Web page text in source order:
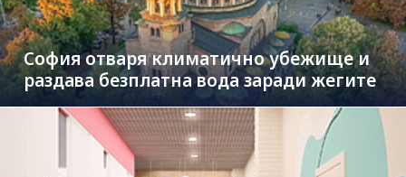
София отваря климатично убежище и
раздава безплатна вода заради жегите